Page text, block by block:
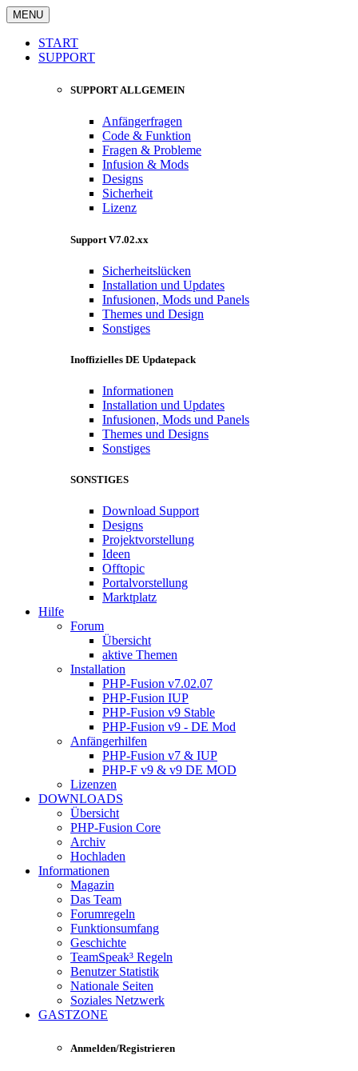
MENU
START
SUPPORT
SUPPORT ALLGEMEIN
Anfängerfragen
Code & Funktion
Fragen & Probleme
Infusion & Mods
Designs
Sicherheit
Lizenz
Support V7.02.xx
Sicherheitslücken
Installation und Updates
Infusionen, Mods und Panels
Themes und Design
Sonstiges
Inoffizielles DE Updatepack
Informationen
Installation und Updates
Infusionen, Mods und Panels
Themes und Designs
Sonstiges
SONSTIGES
Download Support
Designs
Projektvorstellung
Ideen
Offtopic
Portalvorstellung
Marktplatz
Hilfe
Forum
Übersicht
aktive Themen
Installation
PHP-Fusion v7.02.07
PHP-Fusion IUP
PHP-Fusion v9 Stable
PHP-Fusion v9 - DE Mod
Anfängerhilfen
PHP-Fusion v7 & IUP
PHP-F v9 & v9 DE MOD
Lizenzen
DOWNLOADS
Übersicht
PHP-Fusion Core
Archiv
Hochladen
Informationen
Magazin
Das Team
Forumregeln
Funktionsumfang
Geschichte
TeamSpeak³ Regeln
Benutzer Statistik
Nationale Seiten
Soziales Netzwerk
GASTZONE
Anmelden/Registrieren